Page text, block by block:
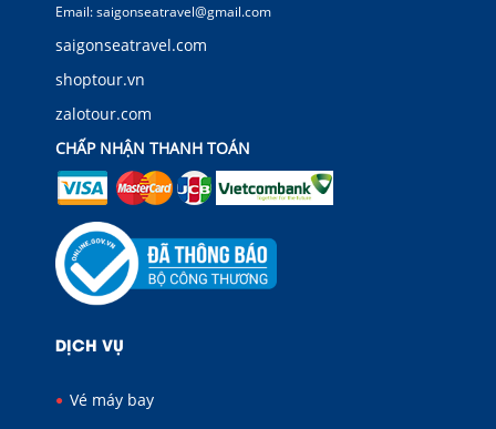
Email: saigonseatravel@gmail.com
saigonseatravel.com
shoptour.vn
zalotour.com
CHẤP NHẬN THANH TOÁN
DỊCH VỤ
Vé máy bay